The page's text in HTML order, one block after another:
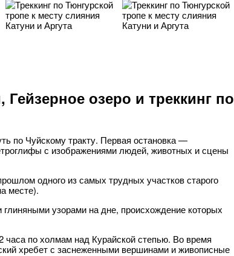
озеро и треккинг по
по Чуйскому тракту. Первая остановка —
с изображениями людей, животных и сцены
одного из самых трудных участков старого
месте).
узорами на дне, происхождение которых
по холмам над Курайской степью. Во время
хребет с заснеженными вершинами и живописные